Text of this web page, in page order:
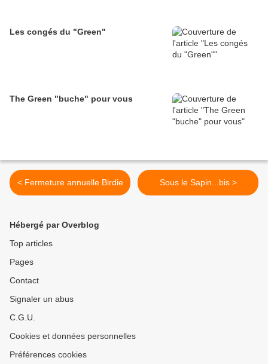
Les congés du "Green"
The Green "buche" pour vous
< Fermeture annuelle Birdie Sous le Sapin...bis >
Hébergé par Overblog
Top articles
Pages
Contact
Signaler un abus
C.G.U.
Cookies et données personnelles
Préférences cookies